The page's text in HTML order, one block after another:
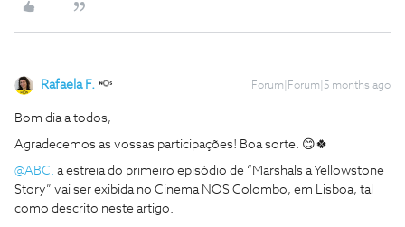
Rafaela F. Forum|Forum|5 months ago
Bom dia a todos,
Agradecemos as vossas participações! Boa sorte. 😊🍀
@ABC. a estreia do primeiro episódio de “Marshals a Yellowstone
Story” vai ser exibida no Cinema NOS Colombo, em Lisboa, tal
como descrito neste artigo.